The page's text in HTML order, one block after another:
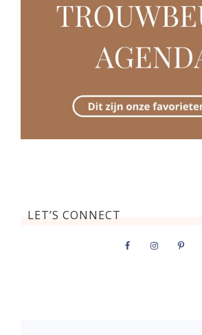
LET’S CONNECT